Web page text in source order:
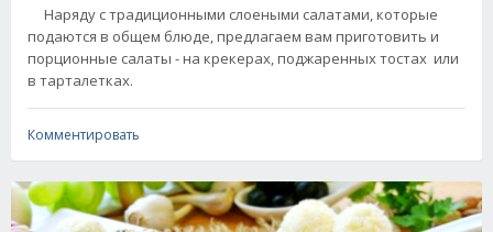
Наряду с традиционными слоеными салатами, которые
подаются в общем блюде, предлагаем вам приготовить и
порционные салаты - на крекерах, поджаренных тостах или
в тарталетках.
Комментировать